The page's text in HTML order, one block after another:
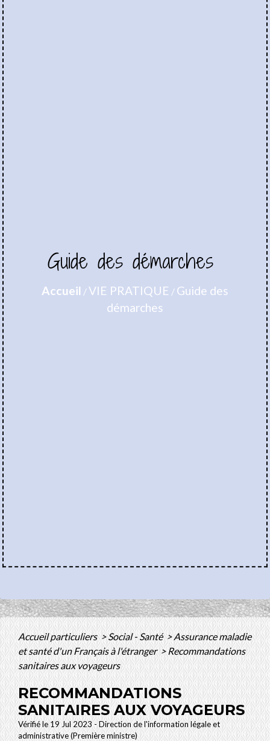
Guide des démarches
Accueil /VIE PRATIQUE / Guide des
démarches
Accueil particuliers>Social - Santé> Assurance maladie
et santé d'un Français à l'étranger> Recommandations
sanitaires aux voyageurs
RECOMMANDATIONS
SANITAIRES AUX VOYAGEURS
Vérifié le 19 Jul 2023 - Direction de l'information légale et
administrative (Première ministre)